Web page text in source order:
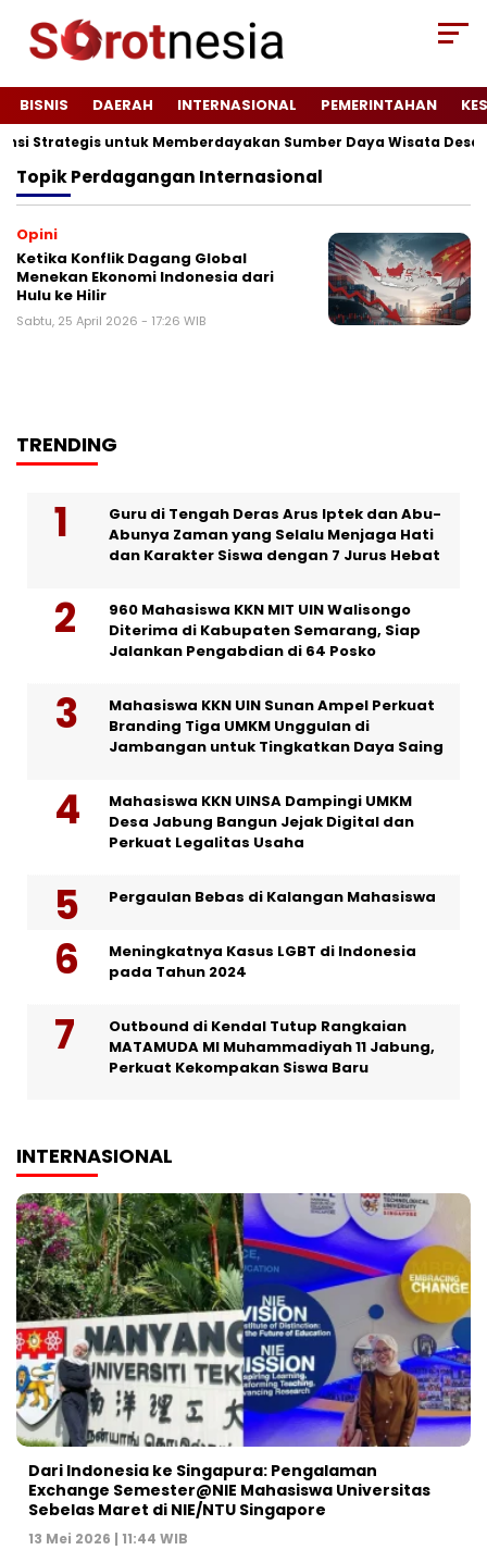
BISNIS DAERAH INTERNASIONAL PEMERINTAHAN
Strategis untuk Memberdayakan Sumber Daya Wisata Desa
TopikPerdagangan Internasional
Opini
Ketika Konflik Dagang Global
Menekan Ekonomi Indonesia dari
Hulu ke Hilir
Sabtu, 25 April 2026 - 17:26 WIB
TRENDING
Guru di Tengah Deras Arus Iptek dan Abu-
Abunya Zaman yang Selalu Menjaga Hati
dan Karakter Siswa dengan 7 Jurus Hebat
960 Mahasiswa KKN MIT UIN Walisongo
Diterima di Kabupaten Semarang, Siap
Jalankan Pengabdian di 64 Posko
Mahasiswa KKN UIN Sunan Ampel Perkuat
Branding Tiga UMKM Unggulan di
Jambangan untuk Tingkatkan Daya Saing
Mahasiswa KKN UINSA Dampingi UMKM
Desa Jabung Bangun Jejak Digital dan
Perkuat Legalitas Usaha
Pergaulan Bebas di Kalangan Mahasiswa
Meningkatnya Kasus LGBT di Indonesia
pada Tahun 2024
Outbound di Kendal Tutup Rangkaian
MATAMUDA MI Muhammadiyah 11 Jabung,
Perkuat Kekompakan Siswa Baru
INTERNASIONAL
Dari Indonesia ke Singapura: Pengalaman
Exchange Semester@NIE Mahasiswa Universitas
Sebelas Maret di NIE/NTU Singapore
13 Mei 2026 | 11:44 WIB